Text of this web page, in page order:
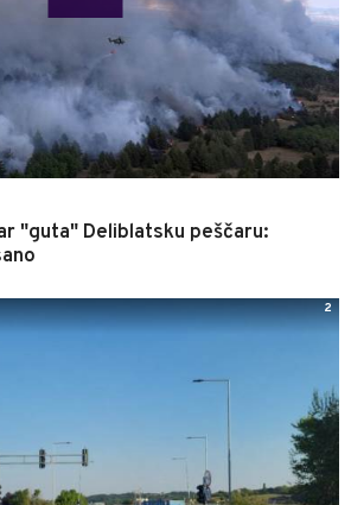
"guta" Deliblatsku peščaru:
2